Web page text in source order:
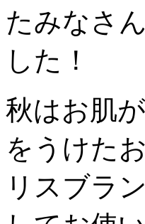
たみなさ
した！
秋はお肌
をうけた
リスブラ